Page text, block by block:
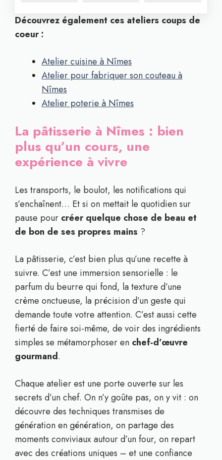
Découvrez également ces ateliers coups de
coeur :
Atelier cuisine à Nîmes
Atelier pour fabriquer son couteau à
Nîmes
Atelier poterie à Nîmes
La pâtisserie à Nîmes : bien
plus qu’un cours, une
expérience à vivre
Les transports, le boulot, les notifications qui
s’enchaînent… Et si on mettait le quotidien sur
pause pour créer quelque chose de beau et
de bon de ses propres mains ?
La pâtisserie, c’est bien plus qu’une recette à
suivre. C’est une immersion sensorielle : le
parfum du beurre qui fond, la texture d’une
crème onctueuse, la précision d’un geste qui
demande toute votre attention. C’est aussi cette
fierté de faire soi-même, de voir des ingrédients
simples se métamorphoser en chef-d’œuvre
gourmand.
Chaque atelier est une porte ouverte sur les
secrets d’un chef. On n’y goûte pas, on y vit : on
découvre des techniques transmises de
génération en génération, on partage des
moments conviviaux autour d’un four, on repart
avec des créations uniques – et une confiance